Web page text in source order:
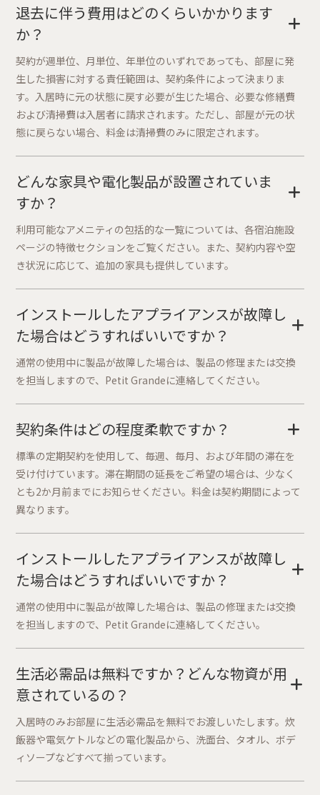
退去に伴う費用はどのくらいかかります
か？
+
契約が週単位、月単位、年単位のいずれであっても、部屋に発
生した損害に対する責任範囲は、契約条件によって決まりま
す。入居時に元の状態に戻す必要が生じた場合、必要な修繕費
および清掃費は入居者に請求されます。ただし、部屋が元の状
態に戻らない場合、料金は清掃費のみに限定されます。
どんな家具や電化製品が設置されていま
すか？
+
利用可能なアメニティの包括的な一覧については、各宿泊施設
ページの特徴セクションをご覧ください。また、契約内容や空
き状況に応じて、追加の家具も提供しています。
インストールしたアプライアンスが故障し
た場合はどうすればいいですか？
+
通常の使用中に製品が故障した場合は、製品の修理または交換
を担当しますので、Petit Grandeに連絡してください。
契約条件はどの程度柔軟ですか？ +
標準の定期契約を使用して、毎週、毎月、および年間の滞在を
受け付けています。滞在期間の延長をご希望の場合は、少なく
とも2か月前までにお知らせください。料金は契約期間によって
異なります。
インストールしたアプライアンスが故障し
た場合はどうすればいいですか？
+
通常の使用中に製品が故障した場合は、製品の修理または交換
を担当しますので、Petit Grandeに連絡してください。
生活必需品は無料ですか？どんな物資が用
意されているの？
+
入居時のみお部屋に生活必需品を無料でお渡しいたします。炊
飯器や電気ケトルなどの電化製品から、洗面台、タオル、ボデ
ィソープなどすべて揃っています。